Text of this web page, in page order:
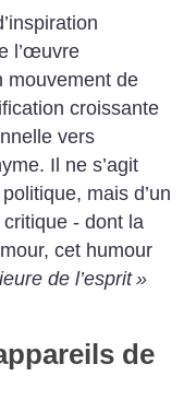
l’œuvre
mouvement de
croissante
vers
Il ne s’agit
mais d’un
critique - dont la
cet humour
de l’esprit »
de